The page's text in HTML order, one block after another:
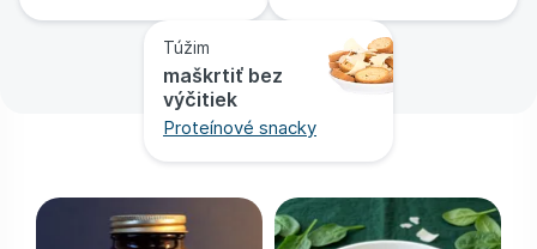
Túžim
maškrtiť bez
výčitiek
Proteínové snacky